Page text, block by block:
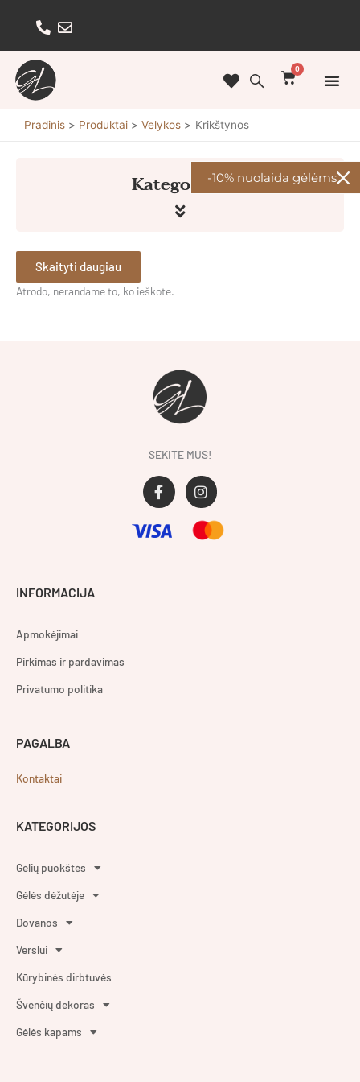
0
Cart
Pradinis Produktai Velykos Krikštynos
Kategorijos
Skaityti daugiau
Atrodo, nerandame to, ko ieškote.
SEKITE MUS!
F
a
c
e
I
n
s
t
INFORMACIJA
Apmokėjimai
Pirkimas ir pardavimas
Privatumo politika
PAGALBA
Kontaktai
KATEGORIJOS
Gėlių puokštės
Gėlės dėžutėje
Dovanos
Verslui
Kūrybinės dirbtuvės
Švenčių dekoras
Gėlės kapams
-10% nuolaida gėlėms